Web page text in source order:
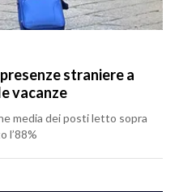
straniere a
vacanze
media dei posti letto sopra
l’88%